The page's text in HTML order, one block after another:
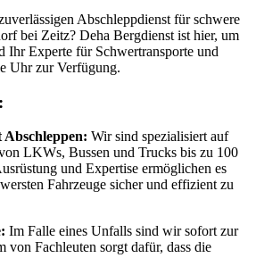
Abschleppdienst für schwere
bei Zeitz? Deha Bergdienst ist hier, um
Ihr Experte für Schwertransporte und
Uhr zur Verfügung.
Wir sind spezialisiert auf
LKWs, Bussen und Trucks bis zu 100
und Expertise ermöglichen es
Fahrzeuge sicher und effizient zu
Im Falle eines Unfalls sind wir sofort zur
von Fachleuten sorgt dafür, dass die